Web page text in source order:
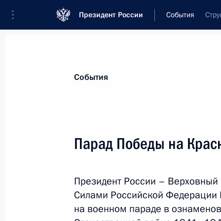
Президент России События
Новости
Телефонный разговор с
Заидом Аль Нахайяном
16 мая 2026 года, 17:05
События
Парад Победы на
Президент России –
Силами Российской Федерации
на военном параде в